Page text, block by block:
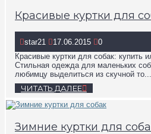
Красивые куртки для
star21 17.06.2015
0
Красивые куртки для собак: купить
Стильная одежда для маленьких
любимцу выделиться из скучной то...
ЧИТАТЬ ДАЛЕЕ
Зимние куртки для